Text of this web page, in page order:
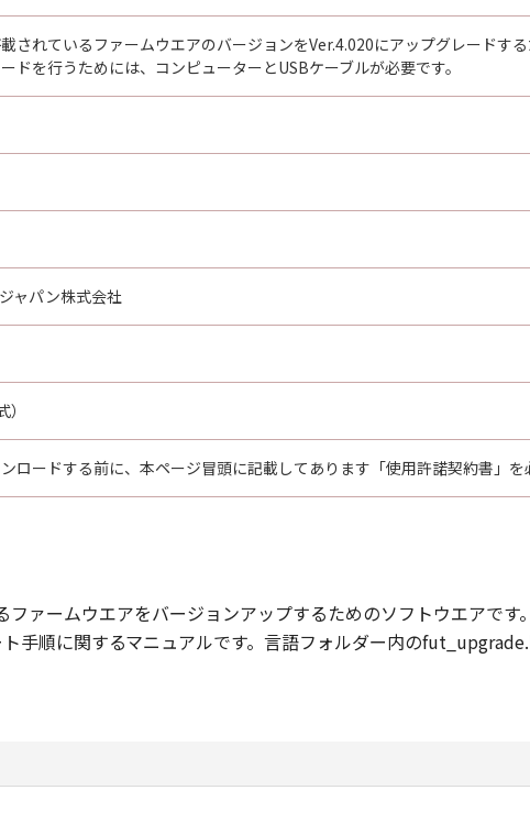
されているファームウエアのバージョンをVer.4.020にアップグレードする
ドを行うためには、コンピューターとUSBケーブルが必要です。
ャパン株式会社
ロードする前に、本ページ冒頭に記載してあります「使用許諾契約書」を
ァームウエアをバージョンアップするためのソフトウエアです。
手順に関するマニュアルです。言語フォルダー内の